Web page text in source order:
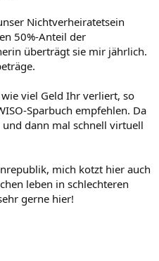
Nichtverheiratetsein
50%-Anteil der
überträgt sie mir jährlich.
viel Geld Ihr verliert, so
Sparbuch empfehlen. Da
dann mal schnell virtuell
mich kotzt hier auch
leben in schlechteren
gerne hier!